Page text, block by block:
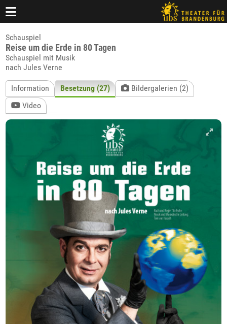
Schauspiel
Reise um die Erde in 80 Tagen
Schauspiel mit Musik
nach Jules Verne
Information Besetzung (27)
Bildergalerien (2)
Video